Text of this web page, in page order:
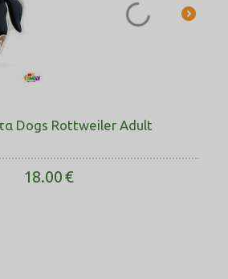
Dogs Rottweiler Adult
18.00€